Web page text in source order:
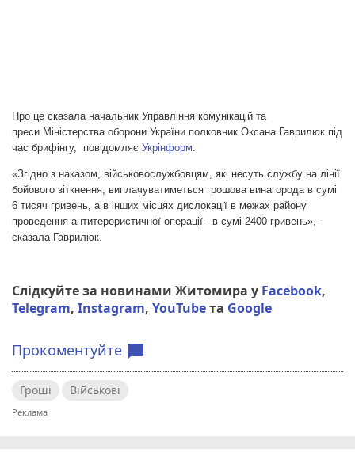
Про це сказала начальник Управління комунікацій та
преси Міністерства оборони України полковник Оксана Гаврилюк під
час брифінгу, повідомляє Укрінформ
«Згідно з наказом, військовослужбовцям, які несуть службу на лінії
бойового зіткнення, виплачуватиметься грошова винагорода в сумі
6 тисяч гривень, а в інших місцях дислокації в межах району
проведення антитерористичної операції - в сумі 2400 гривень», -
сказала Гаврилюк.
Слідкуйте за новинами Житомира у Facebook,
Telegram, Instagram, YouTubeта Google
Прокоментуйте chat_bubble
Гроші Військові